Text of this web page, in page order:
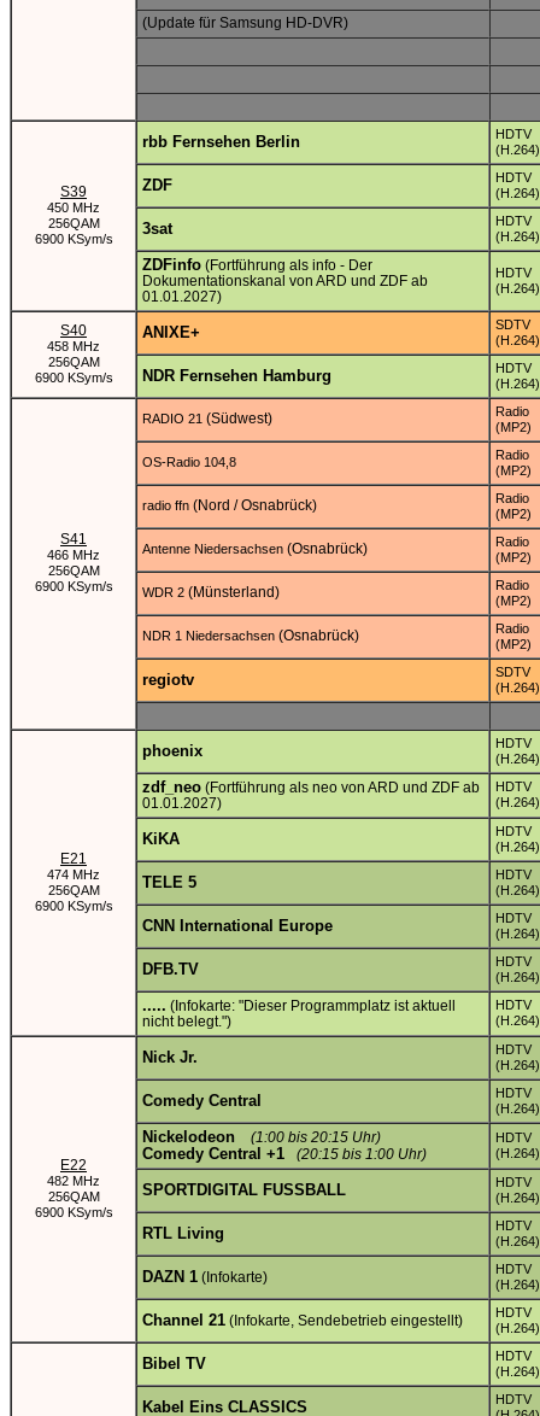
(Update für Samsung HD-DVR)
S39
450 MHz
256QAM
6900 KSym/s
rbb Fernsehen Berlin
HDTV
(H.264)
ZDF
HDTV
(H.264)
3sat
HDTV
(H.264)
ZDFinfo (Fortführung als info - Der
Dokumentationskanal von ARD und ZDF ab
01.01.2027)
HDTV
(H.264)
S40
458 MHz
256QAM
6900 KSym/s
ANIXE+
SDTV
(H.264)
NDR Fernsehen Hamburg
HDTV
(H.264)
S41
466 MHz
256QAM
6900 KSym/s
RADIO 21 (Südwest)
Radio
(MP2)
OS-Radio 104,8
Radio
(MP2)
radio ffn (Nord / Osnabrück)
Radio
(MP2)
Antenne Niedersachsen (Osnabrück)
Radio
(MP2)
WDR 2 (Münsterland)
Radio
(MP2)
NDR 1 Niedersachsen (Osnabrück)
Radio
(MP2)
regiotv
SDTV
(H.264)
E21
474 MHz
256QAM
6900 KSym/s
phoenix
HDTV
(H.264)
zdf_neo (Fortführung als neo von ARD und ZDF ab
01.01.2027)
HDTV
(H.264)
KiKA
HDTV
(H.264)
TELE 5
HDTV
(H.264)
CNN International Europe
HDTV
(H.264)
DFB.TV
HDTV
(H.264)
..... (Infokarte: "Dieser Programmplatz ist aktuell
nicht belegt.")
HDTV
(H.264)
E22
482 MHz
256QAM
6900 KSym/s
Nick Jr.
HDTV
(H.264)
Comedy Central
HDTV
(H.264)
Nickelodeon (1:00 bis 20:15 Uhr)
Comedy Central +1 (20:15 bis 1:00 Uhr)
HDTV
(H.264)
SPORTDIGITAL FUSSBALL
HDTV
(H.264)
RTL Living
HDTV
(H.264)
DAZN 1 (Infokarte)
HDTV
(H.264)
Channel 21 (Infokarte, Sendebetrieb eingestellt)
HDTV
(H.264)
Bibel TV
HDTV
(H.264)
Kabel Eins CLASSICS
HDTV